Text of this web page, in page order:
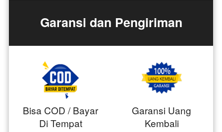
Garansi dan Pengiriman
Bisa COD / Bayar
Di Tempat
Garansi Uang
Kembali